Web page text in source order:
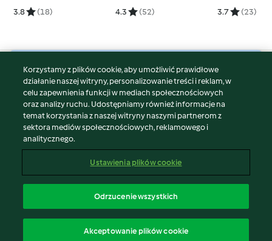
3.8 (18) 4.3 (52) 3.7 (23)
© Copyright 2026
Warunki korzystania
Polityka prywatności
Disclaimer
Znak wydawcy
Zgłoś treść
Oświadczenie o dostępności
Korzystamy z plików cookie, aby umożliwić prawidłowe
działanie naszej witryny, personalizowanie treści i reklam, w
celu zapewnienia funkcji w mediach społecznościowych
oraz analizy ruchu. Udostępniamy również informacje na
temat korzystania z naszej witryny naszymi partnerom z
sektora mediów społecznościowych, reklamowego i
analitycznego.
Ustawienia plików cookie
Odrzucenie wszystkich
Akceptowanie plików cookie